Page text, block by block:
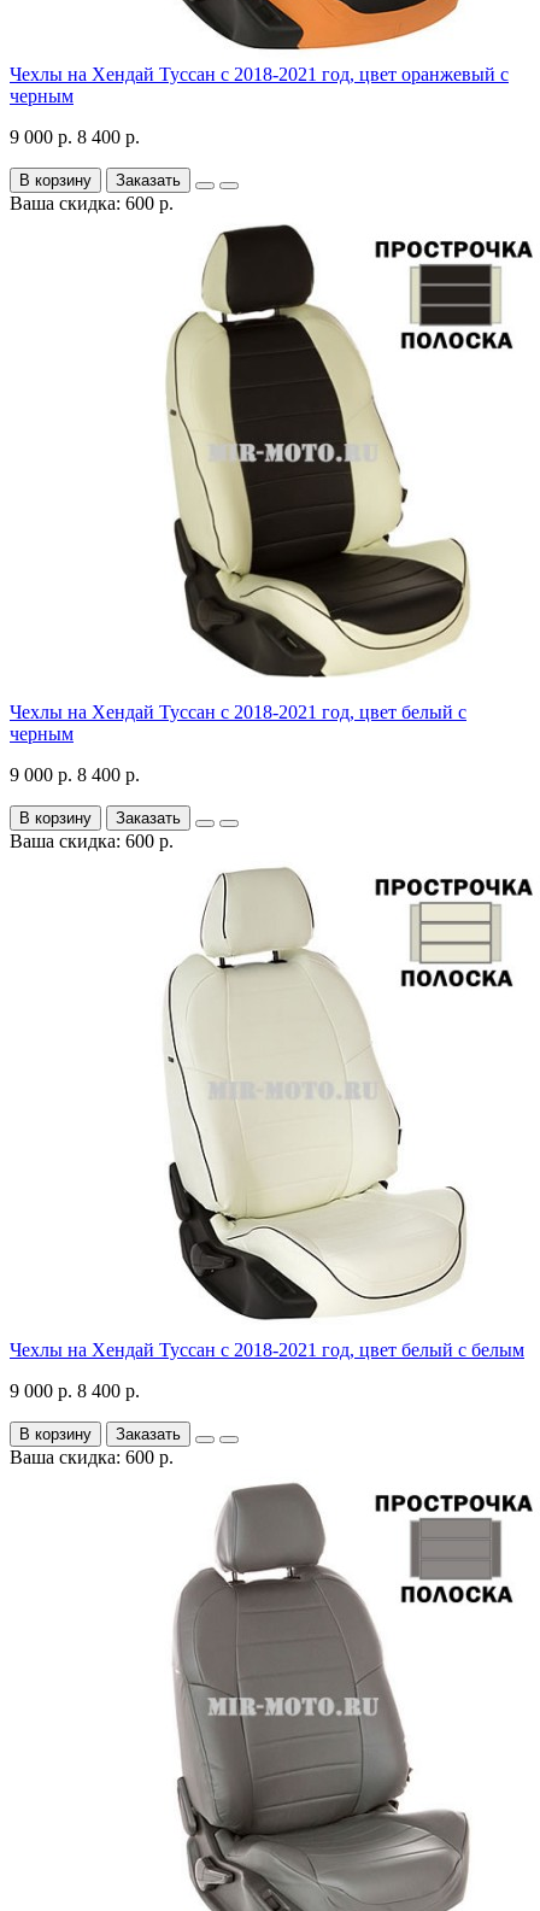
Чехлы на Хендай Туссан с 2018-2021 год, цвет оранжевый с
черным
9 000 р. 8 400 р.
В корзину Заказать
Ваша скидка: 600 р.
Чехлы на Хендай Туссан с 2018-2021 год, цвет белый с
черным
9 000 р. 8 400 р.
В корзину Заказать
Ваша скидка: 600 р.
Чехлы на Хендай Туссан с 2018-2021 год, цвет белый с белым
9 000 р. 8 400 р.
В корзину Заказать
Ваша скидка: 600 р.